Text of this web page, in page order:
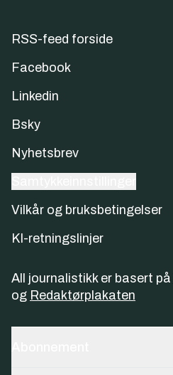
RSS-feed forside
Facebook
Linkedin
Bsky
Nyhetsbrev
Vilkår og bruksbetingelser
KI-retningslinjer
All journalistikk er basert på
og Redaktørplakaten